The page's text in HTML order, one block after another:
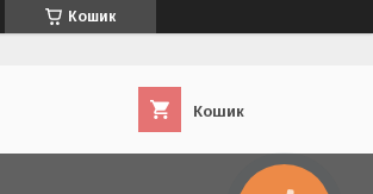
Кошик
Кошик